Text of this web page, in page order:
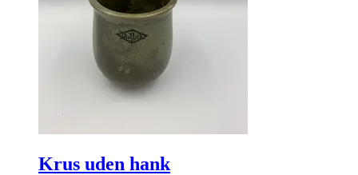
Krus uden hank